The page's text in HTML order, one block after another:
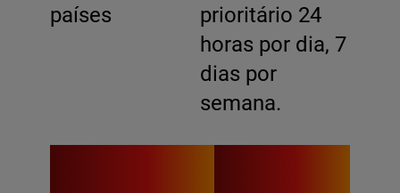
países
prioritário 24
horas por dia, 7
dias por
semana.